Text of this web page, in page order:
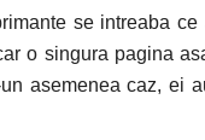
se intreaba
o singura pagina
asemenea caz, ei